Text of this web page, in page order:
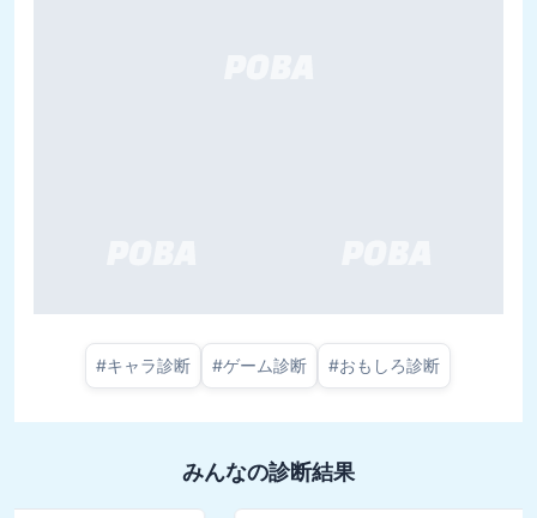
#キャラ診断 #ゲーム診断 #おもしろ診断
みんなの診断結果